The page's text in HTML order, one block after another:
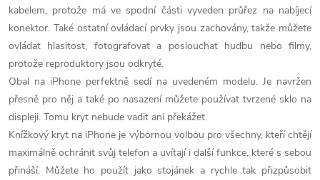
kabelem, protože má ve spodní části vyveden průřez na nabíjecí
konektor. Také ostatní ovládací prvky jsou zachovány, takže můžete
ovládat hlasitost, fotografovat a poslouchat hudbu nebo filmy,
protože reproduktory jsou odkryté.
Obal na iPhone perfektně sedí na uvedeném modelu. Je navržen
přesně pro něj a také po nasazení můžete používat tvrzené sklo na
displeji. Tomu kryt nebude vadit ani překážet.
Knížkový kryt na iPhone je výbornou volbou pro všechny, kteří chtějí
maximálně ochránit svůj telefon a uvítají i další funkce, které s sebou
přináší. Můžete ho použít jako stojánek a rychle tak přizpůsobit